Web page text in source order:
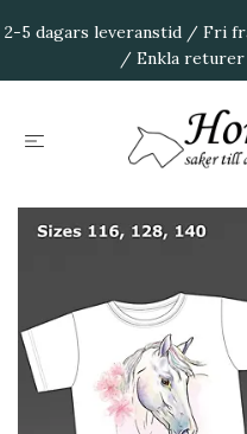
2-5 dagars leveranstid / Fri
/ Enkla returer